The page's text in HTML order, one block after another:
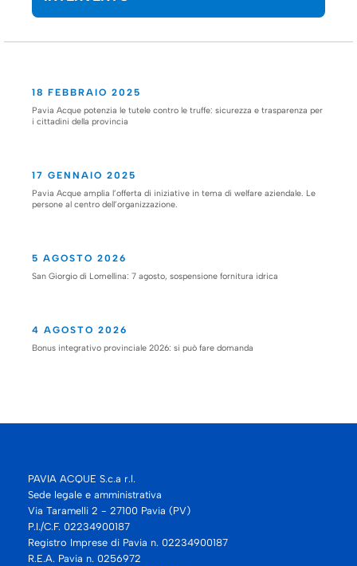
18 FEBBRAIO 2025
Pavia Acque potenzia le tutele contro le truffe: sicurezza e trasparenza per
i cittadini della provincia
17 GENNAIO 2025
Pavia Acque amplia l’offerta di iniziative in tema di welfare aziendale. Le
persone al centro dell’organizzazione.
5 AGOSTO 2026
San Giorgio di Lomellina: 7 agosto, sospensione fornitura idrica
4 AGOSTO 2026
Bonus integrativo provinciale 2026: si può fare domanda
PAVIA ACQUE S.c.a r.l.
Sede legale e amministrativa
Via Taramelli 2 - 27100 Pavia (PV)
P.I./C.F. 02234900187
Registro Imprese di Pavia n. 02234900187
R.E.A. Pavia n. 0256972